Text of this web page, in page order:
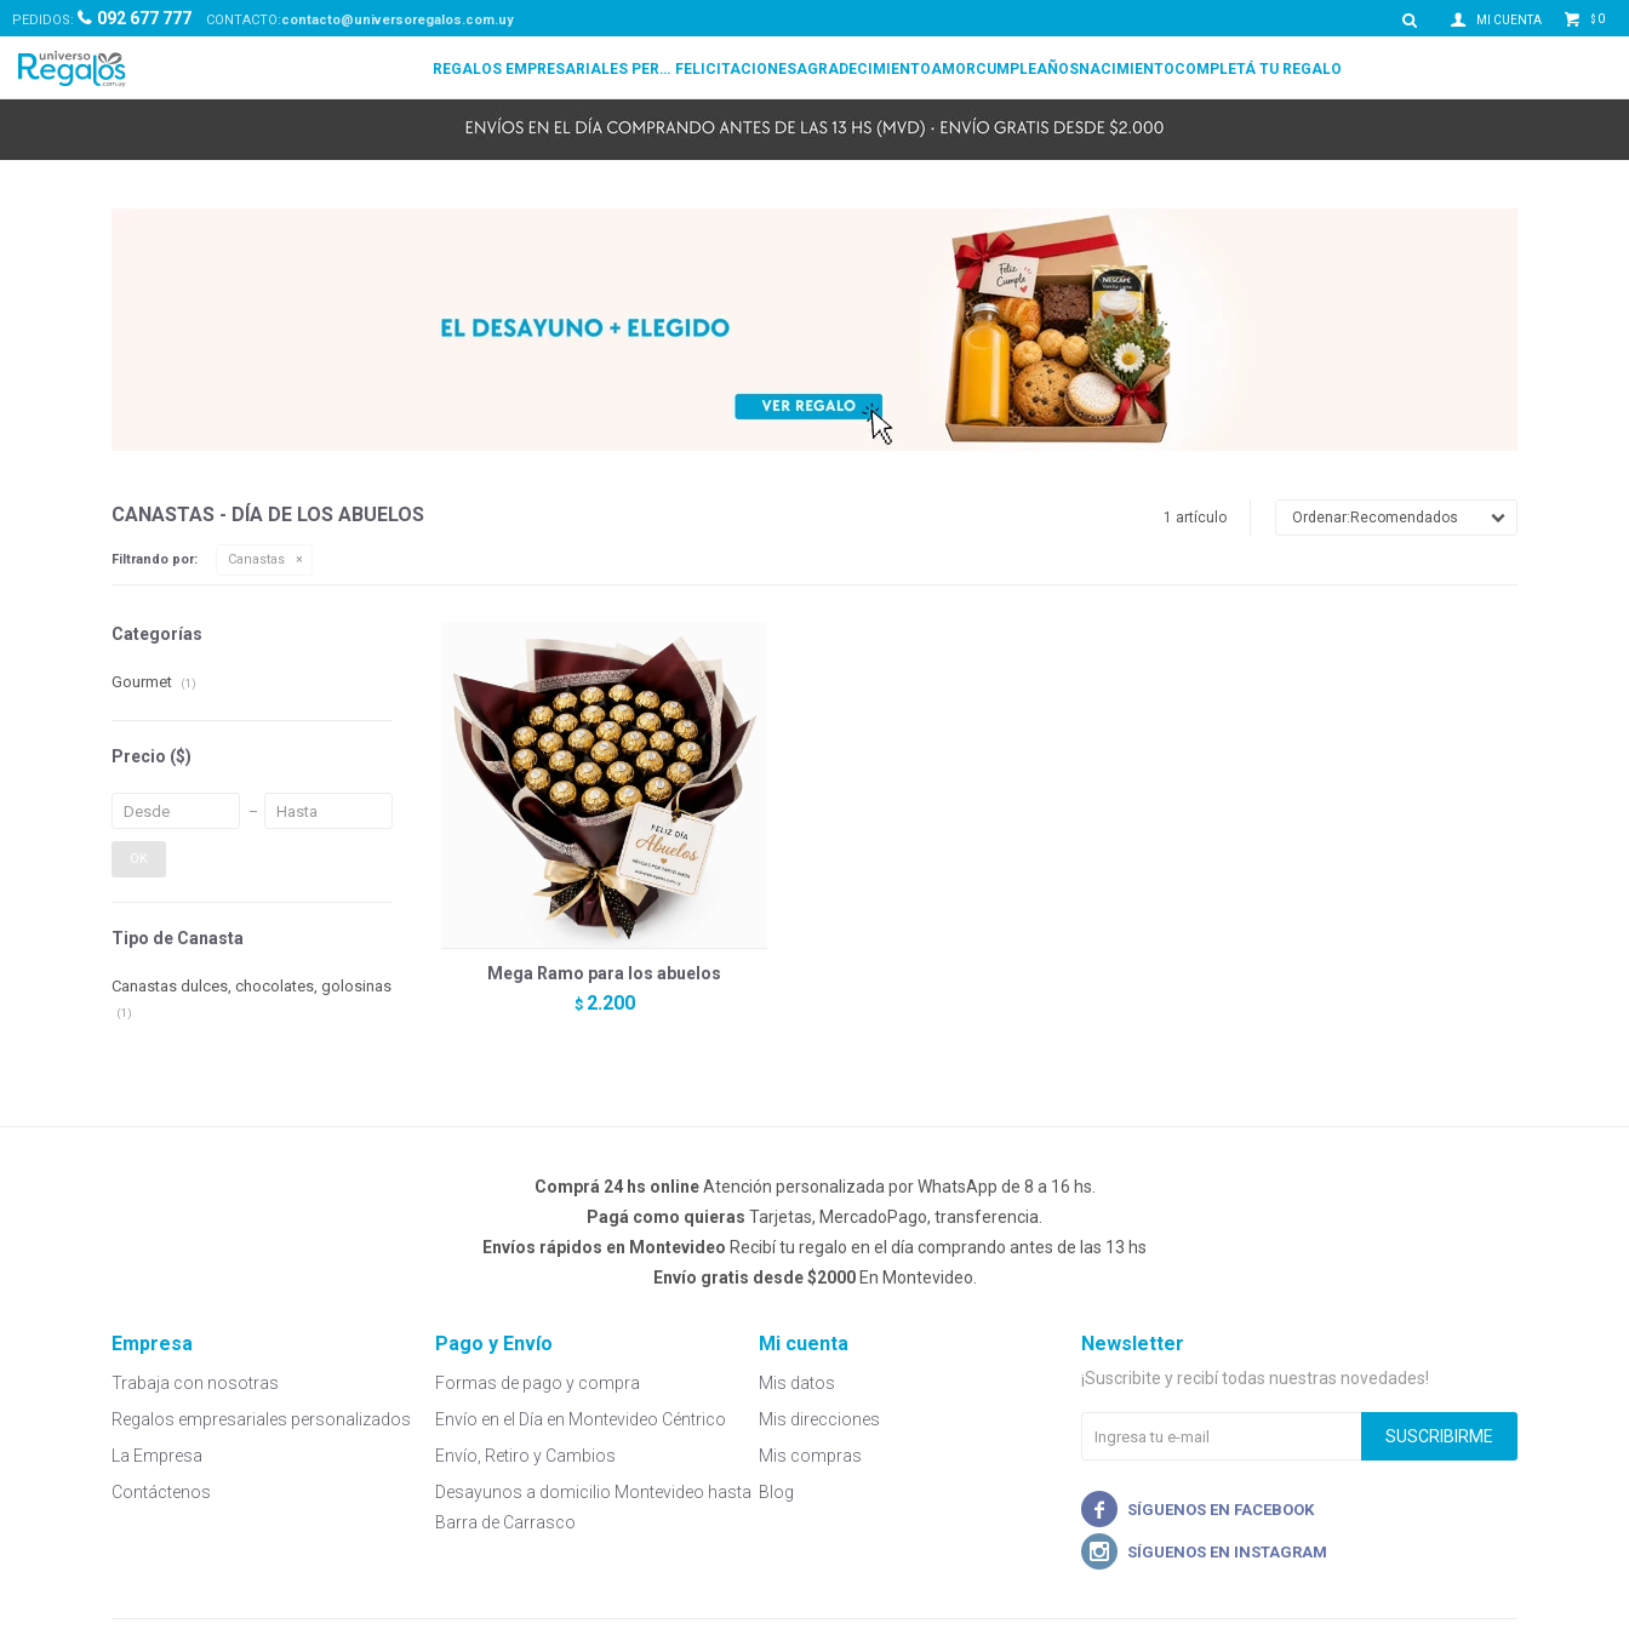
REGALOS EMPRESARIALES PERSONALIZADOS FELICITACIONESAGRADECIMIENTOAMORCUMPLEAÑOSNACIMIENTOCOMPLETÁ TU REGALO
$ 0
PEDIDOS: 092 677 777 contacto@universoregalos.com.uy
CANASTAS - DÍA DE LOS ABUELOS 1 artículo Recomendados
Filtrando por: Canastas
Mega Ramo para los abuelos
$ 2.200
Categorías
Gourmet (1)
Precio ($)
OK
Tipo de Canasta
Canastas dulces, chocolates, golosinas
(1)
Comprá 24 hs onlineAtención personalizada por WhatsApp de 8 a 16 hs.
Pagá como quieras Tarjetas, MercadoPago, transferencia.
Envíos rápidos en Montevideo Recibí tu regalo en el día comprando antes de las 13 hs
Envío gratis desde $2000En Montevideo.
Empresa
Trabaja con nosotras
Regalos empresariales personalizados
La Empresa
Contáctenos
Pago y Envío
Formas de pago y compra
Envío en el Día en Montevideo Céntrico
Envío, Retiro y Cambios
Desayunos a domicilio Montevideo hasta
Barra de Carrasco
Mi cuenta
Mis datos
Mis direcciones
Mis compras
Blog
Newsletter
¡Suscribite y recibí todas nuestras novedades!
SUSCRIBIRME

